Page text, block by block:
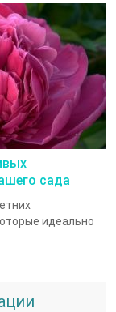
сада
идеально